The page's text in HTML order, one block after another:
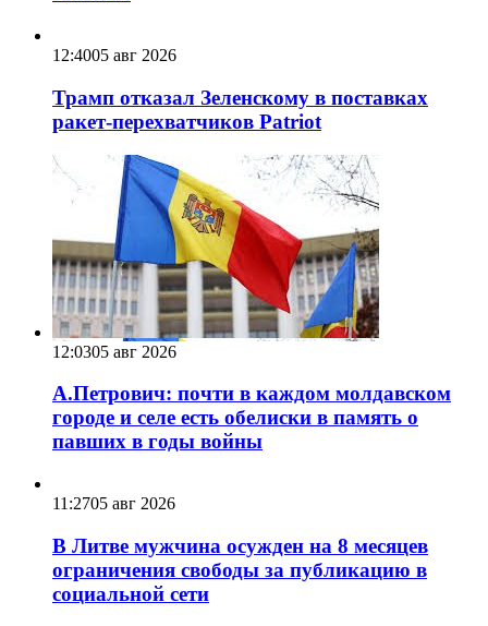
12:4005 авг 2026
Трамп отказал Зеленскому в поставках
ракет-перехватчиков Patriot
12:0305 авг 2026
А.Петрович: почти в каждом молдавском
городе и селе есть обелиски в память о
павших в годы войны
11:2705 авг 2026
В Литве мужчина осужден на 8 месяцев
ограничения свободы за публикацию в
социальной сети